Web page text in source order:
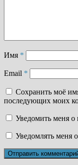
Имя *
Email *
Сохранить моё
последующих моих
Уведомить меня о
Уведомлять меня